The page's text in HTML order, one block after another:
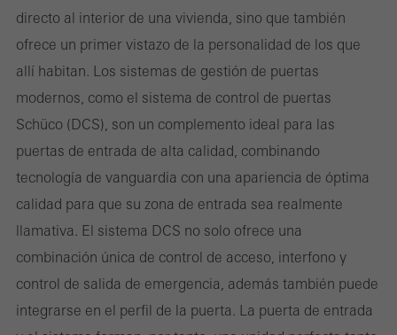
directo al interior de una vivienda, sino que también
ofrece un primer vistazo de la personalidad de los que
allí habitan. Los sistemas de gestión de puertas
modernos, como el sistema de control de puertas
Schüco (DCS), son un complemento ideal para las
puertas de entrada de alta calidad, combinando
tecnología de vanguardia con una apariencia de óptima
calidad para que su zona de entrada sea realmente
llamativa. El sistema DCS no solo ofrece una
combinación única de control de acceso, interfono y
control de salida de emergencia, además también puede
integrarse en el perfil de la puerta. La puerta de entrada